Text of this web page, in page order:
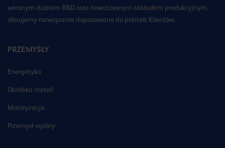
własnym działem R&D oraz nowoczesnym zakładem produkcyjnym,
oferujemy rozwiązania dopasowane do potrzeb Klientów.
PRZEMYSŁY
Energetyka
Obróbka metali
Motoryzacja
Przemysł ogólny